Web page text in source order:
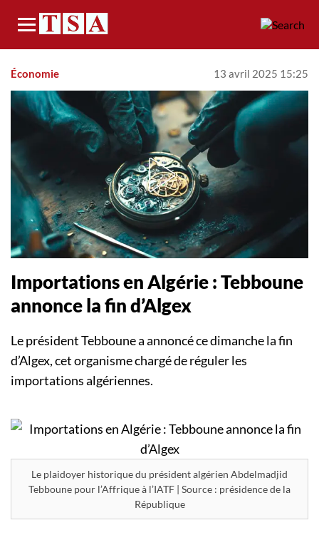
Menu
Économie 13 avril 2025 15:25
Importations en Algérie : Tebboune
annonce la fin d’Algex
Le président Tebboune a annoncé ce dimanche la fin
d’Algex, cet organisme chargé de réguler les
importations algériennes.
Le plaidoyer historique du président algérien Abdelmadjid
Tebboune pour l’Affrique à l’IATF | Source : présidence de la
République